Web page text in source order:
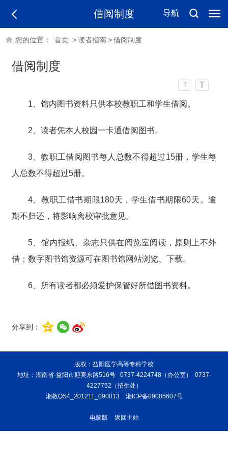
导航
借阅制度
您的位置： 首页 >读者指南>借阅制度
借阅制度
T T
1、馆内图书资料只供本校教职工和学生借阅。
2、读者凭本人校园一卡通借阅图书。
3、教职工借阅图书每人总数不得超过15册，学生每
人总数不得超过5册。
4、教职工借书期限180天，学生借书期限60天。逾
期不归还，将影响离校审批意见。
5、馆内报纸、杂志只供在阅览室阅读，原则上不外
借；数字图书馆资源可在图书馆网站浏览、下载。
6、所有读者都必须爱护保管好所借图书资料。
分享到：
版权：益阳医学高等专科学校
地址：湖南省·益阳市迎宾东路516号 0737-4224748（办公室） 0737-
4227752（招生处）
湘教QS4_201211_090013 湘ICP备09005607号
电脑版 返回主站